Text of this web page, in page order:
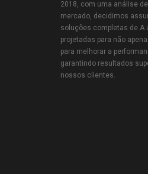
2018, com uma análise
mercado, decidimos
soluções completas de A
projetadas para não
para melhorar a
garantindo resultados
nossos clientes.